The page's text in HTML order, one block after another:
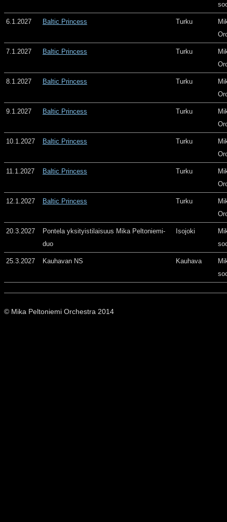
6.1.2027 Baltic Princess Turku
7.1.2027 Baltic Princess Turku
8.1.2027 Baltic Princess Turku
9.1.2027 Baltic Princess Turku
10.1.2027 Baltic Princess Turku
11.1.2027 Baltic Princess Turku
12.1.2027 Baltic Princess Turku
20.3.2027
Pontela yksityistilaisuus Mika Peltoniemi-
duo
Isojoki
25.3.2027 Kauhavan NS Kauhava
© Mika Peltoniemi Orchestra 2014